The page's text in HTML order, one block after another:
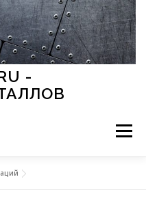
-
Меню